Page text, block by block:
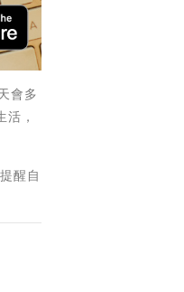
會多
，
醒自